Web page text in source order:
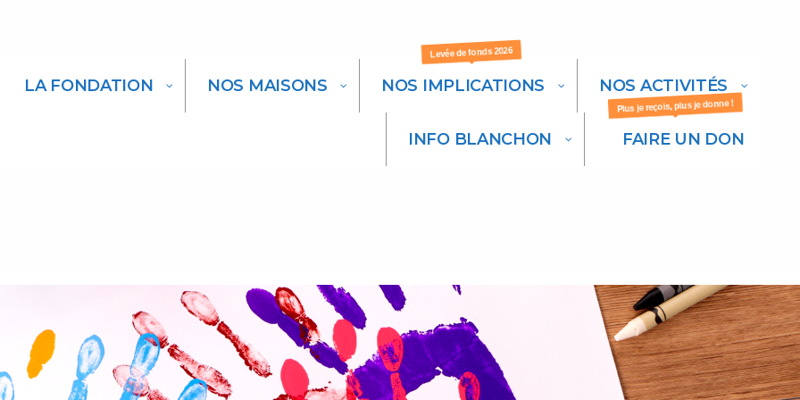
LA FONDATION NOS MAISONS NOS IMPLICATIONS
Levée de fonds 2026
NOS ACTIVITÉS
INFO BLANCHON FAIRE UN DON
Plus je reçois, plus je donne !